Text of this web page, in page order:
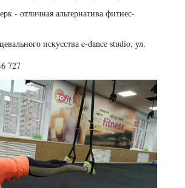
- отличная альтернатива фитнес-
искусства e-dance studio, ул.
727